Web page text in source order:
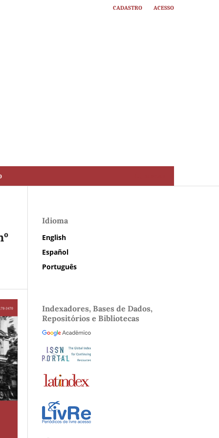
Cadastro Acesso
Idioma
English
Español
Português
Indexadores, Bases de Dados,
Repositórios e Bibliotecas